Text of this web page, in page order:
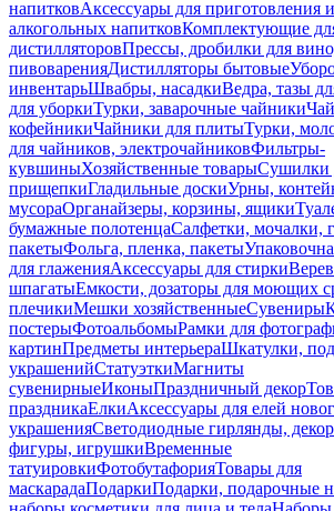
напитковАксессуары для приготовления
алкогольных напитковКомплектующие
дистилляторовПрессы, дробилки для
пивоваренияДистилляторы бытовые
инвентарьШвабры, насадкиВедра, тазы
для уборкиТурки, заварочные чайники
кофейникиЧайники для плитыТурки,
для чайников, электрочайниковФильтры-
кувшиныХозяйственные товарыСушилки
прищепкиГладильные доскиУрны,
мусораОрганайзеры, корзины, ящики
бумажные полотенцаСалфетки, мочалки,
пакетыФольга, пленка, пакеты
для глаженияАксессуары для стирки
шпагатыЕмкости, дозаторы для моющих
плечикиМешки хозяйственныеСувениры
постерыФотоальбомыРамки для
картинПредметы интерьераШкатулки,
украшенийСтатуэткиМагниты
сувенирныеИконыПраздничный декор
праздникаЕлкиАксессуары для елей
украшенияСветодиодные гирлянды,
фигуры, игрушкиВременные
татуировкиФотобутафорияТовары для
маскарадаПодаркиПодарки, подарочные